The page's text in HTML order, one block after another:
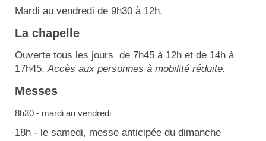
Mardi au vendredi de 9h30 à 12h.
La chapelle
Ouverte tous les jours de 7h45 à 12h et de 14h à
17h45. Accès aux personnes à mobilité réduite.
Messes
8h30 - mardi au vendredi
18h - le samedi, messe anticipée du dimanche